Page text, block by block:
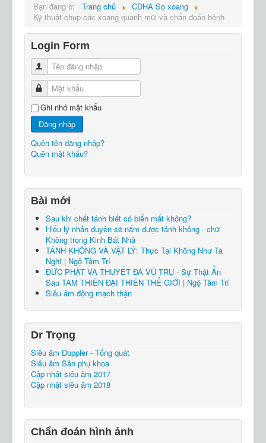
Bạn đang ở: Trang chủ
CDHA Sọ xoang
Kỹ thuật chụp các xoang quanh mũi và chẩn đoán bệnh
Login Form
Tên đăng nhập
Mật khẩu
Ghi nhớ mật khẩu
Đăng nhập
Quên tên đăng nhập?
Quên mật khẩu?
Bài mới
Sau khi chết tánh biết có biến mất không?
Hiểu lý nhân duyên sẽ nắm được tánh không - chữ
Không trong Kinh Bát Nhã
TÁNH KHÔNG VÀ VẬT LÝ: Thực Tại Không Như Ta
Nghĩ | Ngộ Tâm Trí
ĐỨC PHẬT VÀ THUYẾT ĐA VŨ TRỤ - Sự Thật Ẩn
Sau TAM THIÊN ĐẠI THIÊN THẾ GIỚI | Ngộ Tâm Trí
Siêu âm động mạch thận
Dr Trọng
Siêu âm Doppler - Tổng quát
Siêu âm Sản phụ khoa
Cập nhật siêu âm 2017
Cập nhật siêu âm 2018
Chẩn đoán hình ảnh